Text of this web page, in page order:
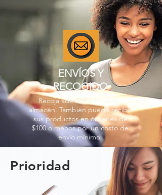
ENVÍOS Y
RECOGIDO
Recoja además en nuestro
almacén. También puede recibir
sus productos en órdenes de
$100 o menos por un costo de
envío mínimo.
Prioridad